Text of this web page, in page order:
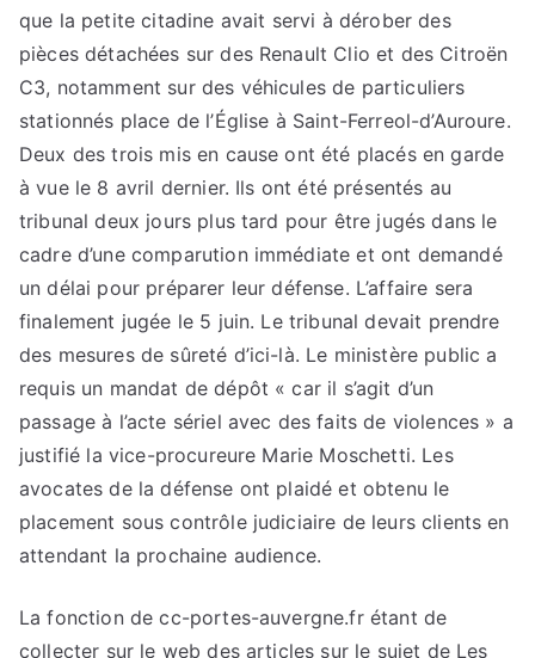
que la petite citadine avait servi à dérober des
pièces détachées sur des Renault Clio et des Citroën
C3, notamment sur des véhicules de particuliers
stationnés place de l’Église à Saint-Ferreol-d’Auroure.
Deux des trois mis en cause ont été placés en garde
à vue le 8 avril dernier. Ils ont été présentés au
tribunal deux jours plus tard pour être jugés dans le
cadre d’une comparution immédiate et ont demandé
un délai pour préparer leur défense. L’affaire sera
finalement jugée le 5 juin. Le tribunal devait prendre
des mesures de sûreté d’ici-là. Le ministère public a
requis un mandat de dépôt « car il s’agit d’un
passage à l’acte sériel avec des faits de violences » a
justifié la vice-procureure Marie Moschetti. Les
avocates de la défense ont plaidé et obtenu le
placement sous contrôle judiciaire de leurs clients en
attendant la prochaine audience.
La fonction de cc-portes-auvergne.fr étant de
collecter sur le web des articles sur le sujet de Les